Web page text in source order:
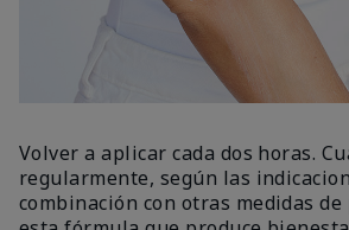
Volver a aplicar cada dos horas.
regularmente, según las
combinación con otras medidas